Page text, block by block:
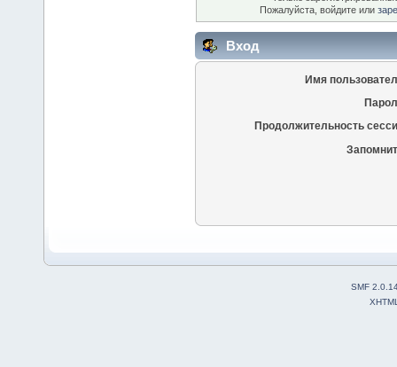
Пожалуйста, войдите или
Вход
Имя
Продолжительность
SMF